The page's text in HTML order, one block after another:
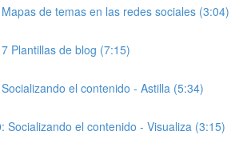
de temas en las redes sociales (3:04)
Plantillas de blog (7:15)
el contenido - Astilla (5:34)
Socializando el contenido - Visualiza (3:15)